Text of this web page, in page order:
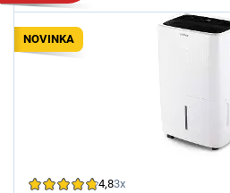
NOVINKA
4,83x